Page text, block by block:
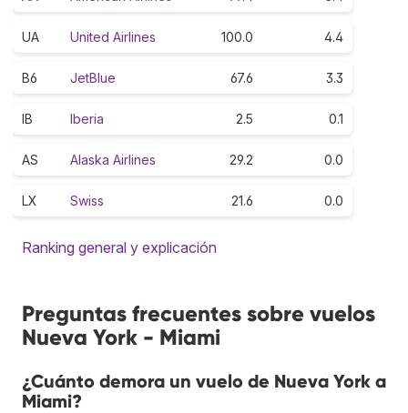
UA United Airlines 100.0 4.4
B6 JetBlue 67.6 3.3
IB Iberia 2.5 0.1
AS Alaska Airlines 29.2 0.0
LX Swiss 21.6 0.0
Ranking general y explicación
Preguntas frecuentes sobre vuelos
Nueva York - Miami
¿Cuánto demora un vuelo de Nueva York a
Miami?